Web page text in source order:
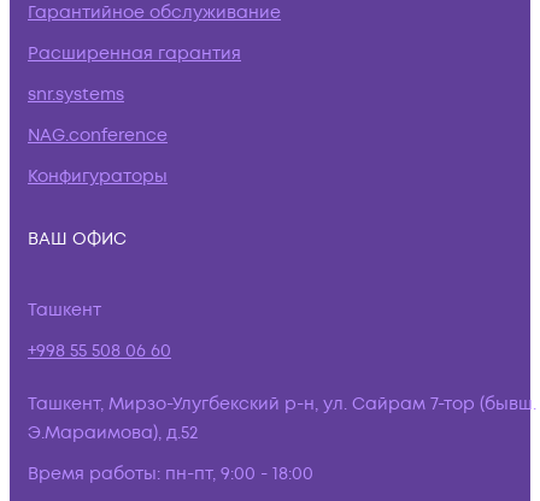
Гарантийное обслуживание
Расширенная гарантия
snr.systems
NAG.conference
Конфигураторы
ВАШ ОФИС
Ташкент
+998 55 508 06 60
Ташкент, Мирзо-Улугбекский р-н, ул. Сайрам 7-тор (бывш.
Э.Мараимова), д.52
Время работы: пн-пт, 9:00 - 18:00